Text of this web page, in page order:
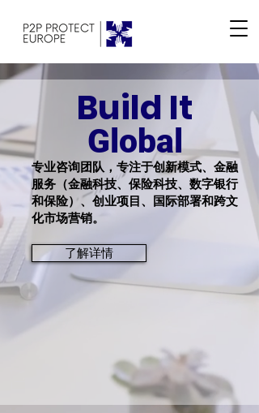
Build It
Global
专业咨询团队，专注于创新模式、金融
服务（金融科技、保险科技、数字银行
和保险）、创业项目、国际部署和跨文
化市场营销。
了解详情